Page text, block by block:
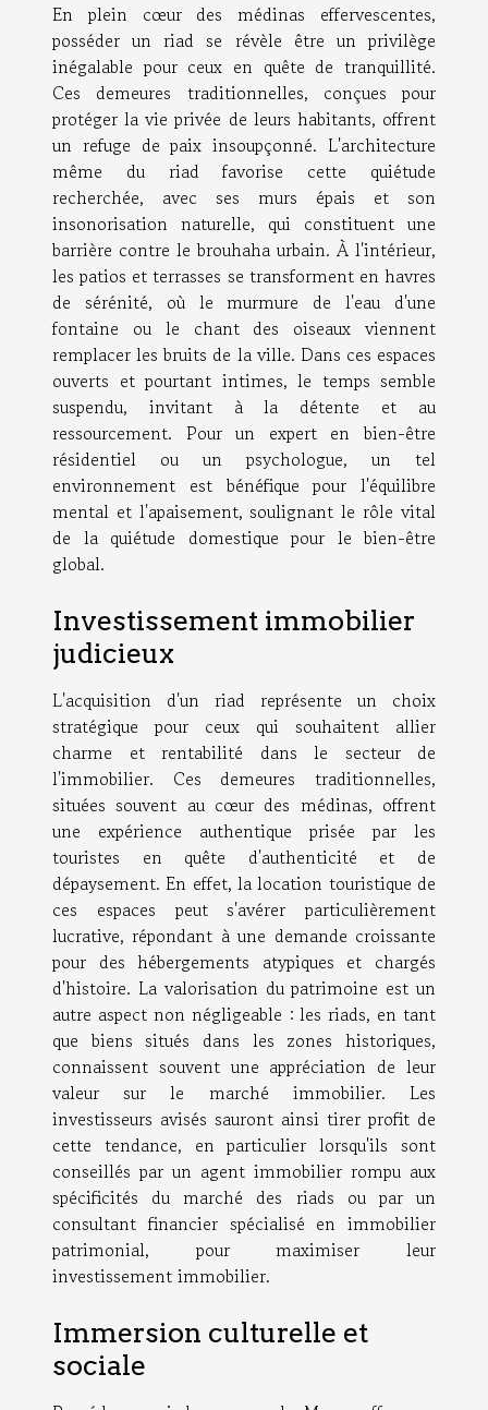
En plein cœur des médinas effervescentes,
posséder un riad se révèle être un privilège
inégalable pour ceux en quête de tranquillité.
Ces demeures traditionnelles, conçues pour
protéger la vie privée de leurs habitants, offrent
un refuge de paix insoupçonné. L'architecture
même du riad favorise cette quiétude
recherchée, avec ses murs épais et son
insonorisation naturelle, qui constituent une
barrière contre le brouhaha urbain. À l'intérieur,
les patios et terrasses se transforment en havres
de sérénité, où le murmure de l'eau d'une
fontaine ou le chant des oiseaux viennent
remplacer les bruits de la ville. Dans ces espaces
ouverts et pourtant intimes, le temps semble
suspendu, invitant à la détente et au
ressourcement. Pour un expert en bien-être
résidentiel ou un psychologue, un tel
environnement est bénéfique pour l'équilibre
mental et l'apaisement, soulignant le rôle vital
de la quiétude domestique pour le bien-être
global.
Investissement immobilier
judicieux
L'acquisition d'un riad représente un choix
stratégique pour ceux qui souhaitent allier
charme et rentabilité dans le secteur de
l'immobilier. Ces demeures traditionnelles,
situées souvent au cœur des médinas, offrent
une expérience authentique prisée par les
touristes en quête d'authenticité et de
dépaysement. En effet, la location touristique de
ces espaces peut s'avérer particulièrement
lucrative, répondant à une demande croissante
pour des hébergements atypiques et chargés
d'histoire. La valorisation du patrimoine est un
autre aspect non négligeable : les riads, en tant
que biens situés dans les zones historiques,
connaissent souvent une appréciation de leur
valeur sur le marché immobilier. Les
investisseurs avisés sauront ainsi tirer profit de
cette tendance, en particulier lorsqu'ils sont
conseillés par un agent immobilier rompu aux
spécificités du marché des riads ou par un
consultant financier spécialisé en immobilier
patrimonial, pour maximiser leur
investissement immobilier.
Immersion culturelle et
sociale